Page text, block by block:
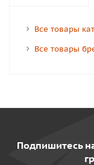
Все товары
Все товары
Подпишитесь